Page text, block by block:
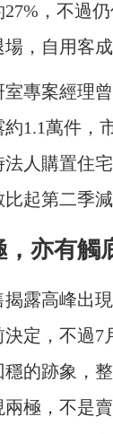
，不過
，自用客
專案經理
1.1萬件，
人購置住
起第二季
亦有觸
露高峰出
定，不過7
的跡象，
極，不是